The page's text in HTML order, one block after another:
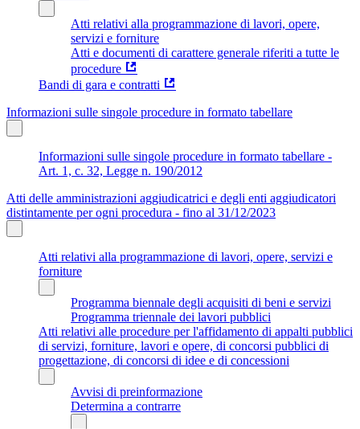
Atti relativi alla programmazione di lavori, opere,
servizi e forniture
Atti e documenti di carattere generale riferiti a tutte le
procedure
Bandi di gara e contratti
Informazioni sulle singole procedure in formato tabellare
Informazioni sulle singole procedure in formato tabellare -
Art. 1, c. 32, Legge n. 190/2012
Atti delle amministrazioni aggiudicatrici e degli enti aggiudicatori
distintamente per ogni procedura - fino al 31/12/2023
Atti relativi alla programmazione di lavori, opere, servizi e
forniture
Programma biennale degli acquisiti di beni e servizi
Programma triennale dei lavori pubblici
Atti relativi alle procedure per l'affidamento di appalti pubblici
di servizi, forniture, lavori e opere, di concorsi pubblici di
progettazione, di concorsi di idee e di concessioni
Avvisi di preinformazione
Determina a contrarre